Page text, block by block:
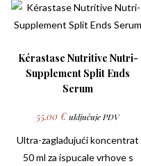
Kérastase Nutritive Nutri-
Supplement Split Ends
Serum
55.00 € uključuje PDV
Ultra-zaglađujući koncentrat
50 ml za ispucale vrhove s